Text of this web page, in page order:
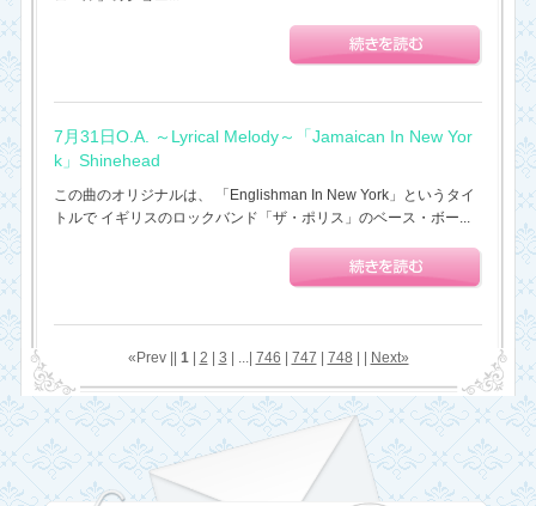
7月31日O.A. ～Lyrical Melody～「Jamaican In New Yor
k」Shinehead
この曲のオリジナルは、 「Englishman In New York」というタイ
トルで イギリスのロックバンド「ザ・ポリス」のベース・ボー...
«Prev || 1| 2 3 | ...| 746 747 748 Next»